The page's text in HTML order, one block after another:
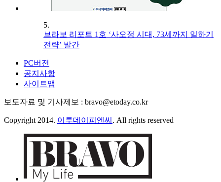
5.
브라보 리포트 1호 ‘사오정 시대, 73세까지 일하기
전략’ 발간
PC버전
공지사항
사이트맵
보도자료 및 기사제보 : bravo@etoday.co.kr
Copyright 2014. 이투데이피엔씨 . All rights reserved